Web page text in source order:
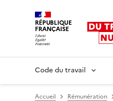
RÉPUBLIQUE
FRANÇAISE
Code du travail
Accueil Rémunération